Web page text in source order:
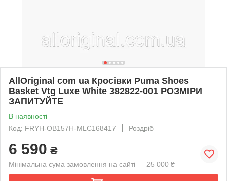
AllOriginal com ua Кросівки Puma Shoes
Basket Vtg Luxe White 382822-001 РОЗМІРИ
ЗАПИТУЙТЕ
В наявності
Код: FRYH-OB157H-MLC168417
Роздріб
6 590 ₴
Мінімальна сума замовлення на сайті — 25 000 ₴